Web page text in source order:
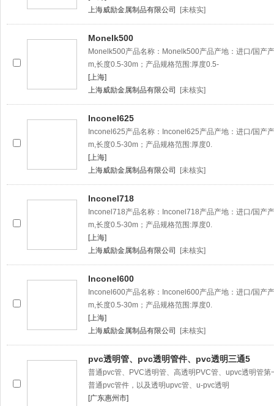
上海威励金属制品有限公司
[未核实]
Monelk500
Monelk500产品名称：Monelk500产品产地：进口/国产
m,长度0.5-30m；产品规格范围:厚度0.5-
[上海]
上海威励金属制品有限公司
[未核实]
Inconel625
Inconel625产品名称：Inconel625产品产地：进口/国产
m,长度0.5-30m；产品规格范围:厚度0.
[上海]
上海威励金属制品有限公司
[未核实]
Inconel718
Inconel718产品名称：Inconel718产品产地：进口/国产
m,长度0.5-30m；产品规格范围:厚度0.
[上海]
上海威励金属制品有限公司
[未核实]
Inconel600
Inconel600产品名称：Inconel600产品产地：进口/国产
m,长度0.5-30m；产品规格范围:厚度0.
[上海]
上海威励金属制品有限公司
[未核实]
pvc透明管、pvc透明管件、pvc透明三通5
普通pvc管、PVC透明管、高透明PVC管、upvc透明管
普通pvc管件，以及透明upvc管、u-pvc透明
[广东惠州市]